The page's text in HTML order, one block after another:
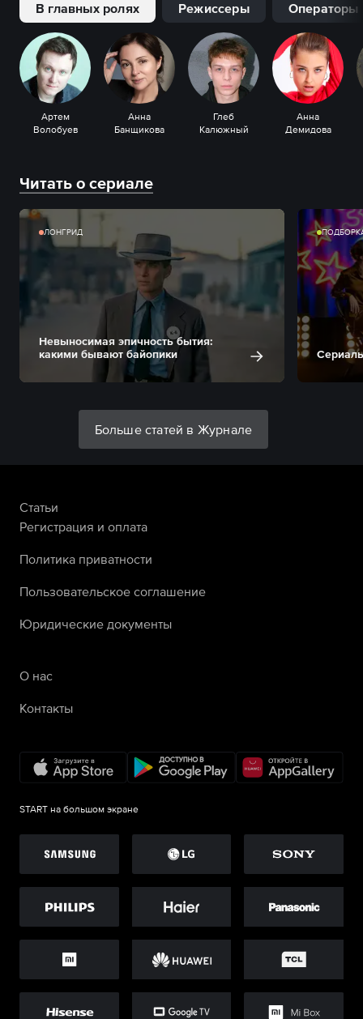
В главных ролях Режиссеры Операторы
Артем
Волобуев
Анна
Банщикова
Глеб
Калюжный
Анна
Демидова
Читать о сериале
ЛОНГРИД
Невыносимая эпичность бытия:
какими бывают байопики
Больше статей в Журнале
Статьи
Регистрация и оплата
Политика приватности
Пользовательское соглашение
Юридические документы
О нас
Контакты
START на большом экране